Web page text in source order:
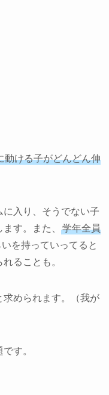
動ける子がどんどん伸
入り、そうでない子
す。また、
学年全員
を持っていってると
ることも。
められます。（我が
す。